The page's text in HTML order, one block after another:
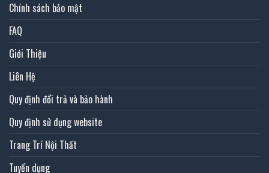
Chính sách bảo mật
FAQ
Giới Thiệu
Liên Hệ
Quy định đổi trả và bảo hành
Quy định sử dụng website
Trang Trí Nội Thất
Tuyển dụng